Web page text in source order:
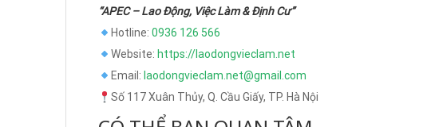
“APEC – Lao Động, Việc Làm & Định Cư”
Hotline: 0936 126 566
Website: https://laodongvieclam.net
Email: laodongvieclam.net@gmail.com
Số 117 Xuân Thủy, Q. Cầu Giấy, TP. Hà Nội